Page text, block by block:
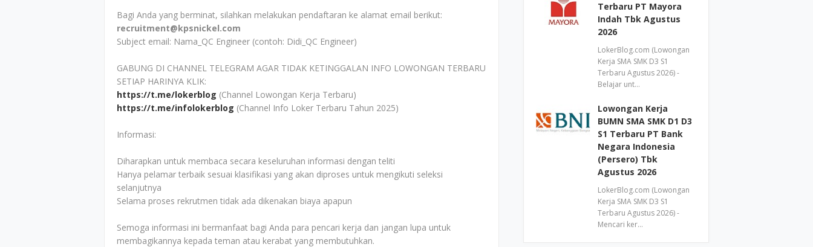
Bagi Anda yang berminat, silahkan melakukan pendaftaran ke alamat email berikut:
recruitment@kpsnickel.com
Subject email: Nama_QC Engineer (contoh: Didi_QC Engineer)
GABUNG DI CHANNEL TELEGRAM AGAR TIDAK KETINGGALAN INFO LOWONGAN TERBARU
SETIAP HARINYA KLIK:
https://t.me/lokerblog (Channel Lowongan Kerja Terbaru)
https://t.me/infolokerblog (Channel Info Loker Terbaru Tahun 2025)
Informasi:
Diharapkan untuk membaca secara keseluruhan informasi dengan teliti
Hanya pelamar terbaik sesuai klasifikasi yang akan diproses untuk mengikuti seleksi
selanjutnya
Selama proses rekrutmen tidak ada dikenakan biaya apapun
Semoga informasi ini bermanfaat bagi Anda para pencari kerja dan jangan lupa untuk
membagikannya kepada teman atau kerabat yang membutuhkan.
Terbaru PT Mayora
Indah Tbk Agustus
2026
LokerBlog.com (Lowongan
Kerja SMA SMK D3 S1
Terbaru Agustus 2026) -
Belajar unt…
Lowongan Kerja
BUMN SMA SMK D1 D3
S1 Terbaru PT Bank
Negara Indonesia
(Persero) Tbk
Agustus 2026
LokerBlog.com (Lowongan
Kerja SMA SMK D3 S1
Terbaru Agustus 2026) -
Mencari ker…